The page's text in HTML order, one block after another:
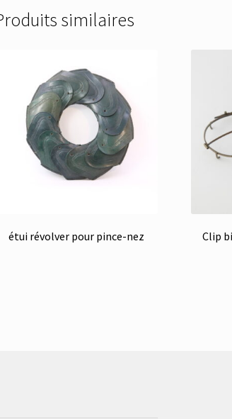
similaires
étui révolver pour pince-nez Clip